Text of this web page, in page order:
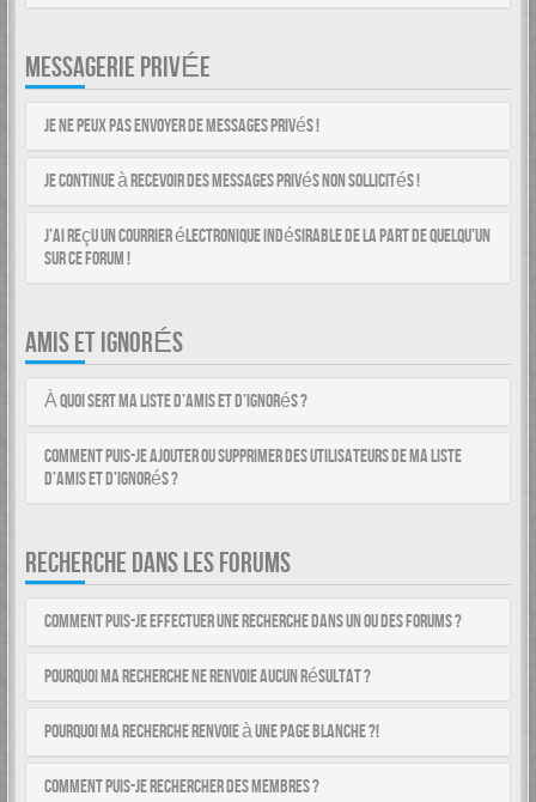
MESSAGERIE PRIVÉE
Je ne peux pas envoyer de messages privés !
Je continue à recevoir des messages privés non sollicités !
J’ai reçu un courrier électronique indésirable de la part de quelqu’un
sur ce forum !
AMIS ET IGNORÉS
À quoi sert ma liste d’amis et d’ignorés ?
Comment puis-je ajouter ou supprimer des utilisateurs de ma liste
d’amis et d’ignorés ?
RECHERCHE DANS LES FORUMS
Comment puis-je effectuer une recherche dans un ou des forums ?
Pourquoi ma recherche ne renvoie aucun résultat ?
Pourquoi ma recherche renvoie à une page blanche ?!
Comment puis-je rechercher des membres ?